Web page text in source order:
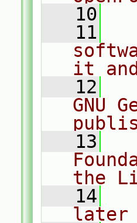
   10
   11
it
   12
GNU
   13
the
   14
later